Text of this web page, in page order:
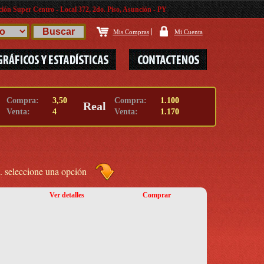
Super Centro - Local 372, 2do. Piso, Asunción - PY
Mis Compras Mi Cuenta
Compra: 3,50 Real Compra:
1.100
Venta:
4 Venta: 1.170
seleccione una opción
Ver detalles Comprar